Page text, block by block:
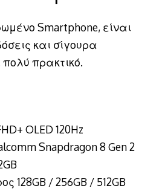
Smartphone, είναι
και σίγουρα
πρακτικό.
OLED 120Hz
Snapdragon 8 Gen 2
128GB / 256GB / 512GB